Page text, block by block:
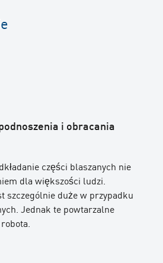
i obracania
części blaszanych nie
dla większości ludzi.
szczególnie duże w przypadku
Jednak te powtarzalne